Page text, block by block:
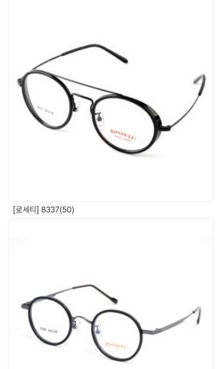
[로세티] 8337(50)